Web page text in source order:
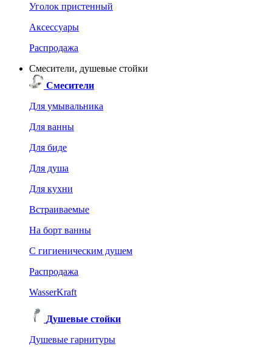
Уголок пристенный
Аксессуары
Распродажа
Смесители, душевые стойки
Смесители
Для умывальника
Для ванны
Для биде
Для душа
Для кухни
Встраиваемые
На борт ванны
C гигиеническим душем
Распродажа
WasserKraft
Душевые стойки
Душевые гарнитуры